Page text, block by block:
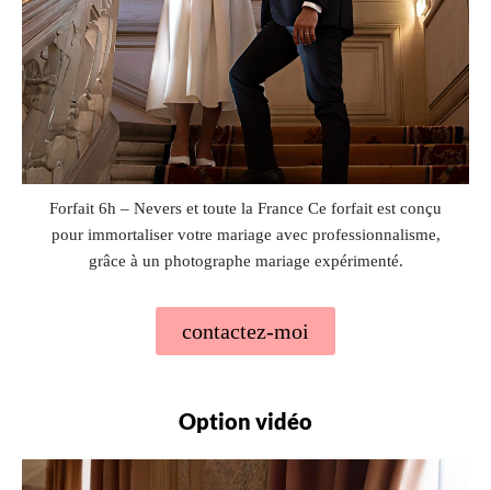
Forfait 6h – Nevers et toute la France Ce forfait est conçu
pour immortaliser votre mariage avec professionnalisme,
grâce à un photographe mariage expérimenté.
contactez-moi
Option vidéo